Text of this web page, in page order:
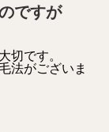
ですが
切です。
法がございま